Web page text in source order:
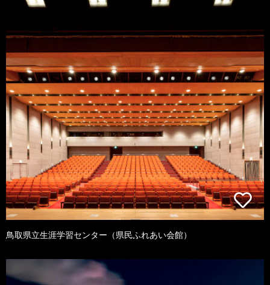
鳥取県立生涯学習センター（県民ふれあい会館）